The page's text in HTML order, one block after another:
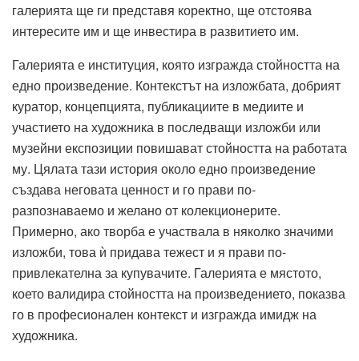
галерията ще ги представя коректно, ще отстоява
интересите им и ще инвестира в развитието им.
Галерията е институция, която изгражда стойността на
едно произведение. Контекстът на изложбата, добрият
куратор, концепцията, публикациите в медиите и
участието на художника в последващи изложби или
музейни експозиции повишават стойността на работата
му. Цялата тази история около едно произведение
създава неговата ценност и го прави по-
разпознаваемо и желано от колекционерите.
Примерно, ако творба е участвала в няколко значими
изложби, това ѝ придава тежест и я прави по-
привлекателна за купувачите. Галерията е мястото,
което валидира стойността на произведението, показва
го в професионален контекст и изгражда имидж на
художника.